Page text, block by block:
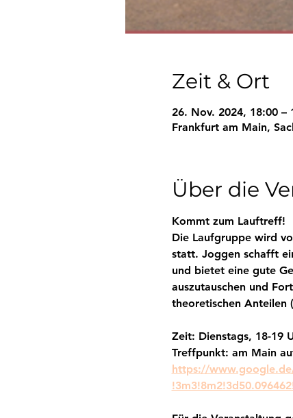
Zeit & Ort
26. Nov. 2024, 18:00 –
Frankfurt am Main,
Über die
Kommt zum Lauftreff!
Die Laufgruppe wird
statt. Joggen schafft
und bietet eine gute
auszutauschen und
theoretischen Anteilen
Zeit: Dienstags, 18-19
Treffpunkt: am Main
https://